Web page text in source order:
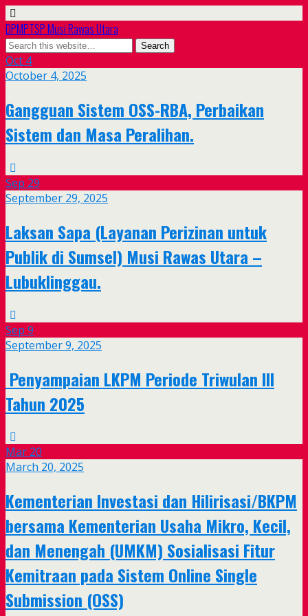
DPMPTSP Musi Rawas Utara
Oct 4
October 4, 2025
Gangguan Sistem OSS-RBA, Perbaikan
Sistem dan Masa Peralihan.
Sep 29
September 29, 2025
Laksan Sapa (Layanan Perizinan untuk
Publik di Sumsel) Musi Rawas Utara –
Lubuklinggau.
Sep 9
September 9, 2025
Penyampaian LKPM Periode Triwulan III
Tahun 2025
Mar 20
March 20, 2025
Kementerian Investasi dan Hilirisasi/BKPM
bersama Kementerian Usaha Mikro, Kecil,
dan Menengah (UMKM) Sosialisasi Fitur
Kemitraan pada Sistem Online Single
Submission (OSS)